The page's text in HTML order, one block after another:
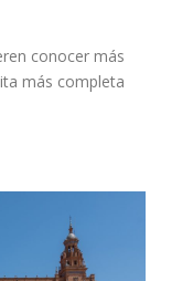
conocer más
más completa